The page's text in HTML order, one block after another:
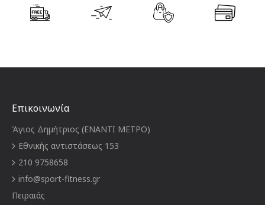
Επικοινωνία
Άγιος Δημήτριος (ΕΝΑΝΤΙ ΜΕΤΡΟ)
Εθνικής αντιστάσεως 153
210 9758658
info@sport-fitness.gr
Πειραιάς